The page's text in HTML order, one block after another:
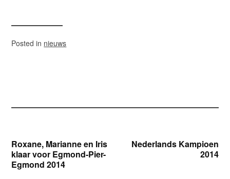
Posted in nieuws
Bericht
navigatie
Roxane, Marianne en Iris
klaar voor Egmond-Pier-
Egmond 2014
Nederlands Kampioen
2014